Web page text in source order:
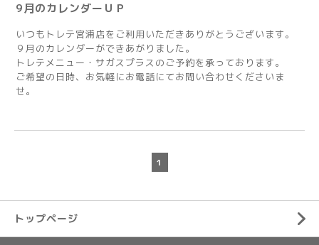
9月のカレンダーＵＰ
いつもトレテ宮浦店をご利用いただきありがとうございます。
９月のカレンダーができあがりました。
トレテメニュー・サガスプラスのご予約を承っております。
ご希望の日時、お気軽にお電話にてお問い合わせくださいま
せ。
1
トップページ